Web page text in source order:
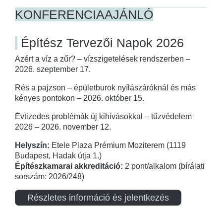
KONFERENCIAAJÁNLÓ
Építész Tervezői Napok 2026
Azért a víz a zűr? – vízszigetelések rendszerben –
2026. szeptember 17.
Rés a pajzson – épületburok nyílászáróknál és más
kényes pontokon – 2026. október 15.
Évtizedes problémák új kihívásokkal – tűzvédelem
2026 – 2026. november 12.
Helyszín: Etele Plaza Prémium Moziterem (1119
Budapest, Hadak útja 1.)
Építészkamarai akkreditáció: 2 pont/alkalom (bírálati
sorszám: 2026/248)
Részletes információ és jelentkezés